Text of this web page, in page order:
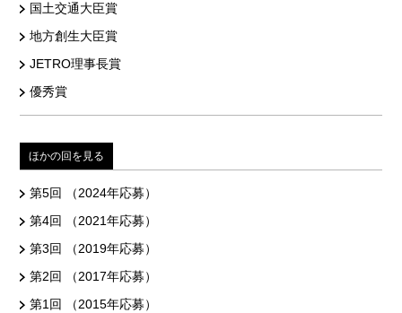
国土交通大臣賞
地方創生大臣賞
JETRO理事長賞
優秀賞
ほかの回を見る
第5回 （2024年応募）
第4回 （2021年応募）
第3回 （2019年応募）
第2回 （2017年応募）
第1回 （2015年応募）